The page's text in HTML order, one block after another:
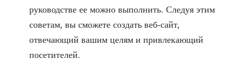
руководстве ее можно выполнить. Следуя этим
советам, вы сможете создать веб-сайт,
отвечающий вашим целям и привлекающий
посетителей.